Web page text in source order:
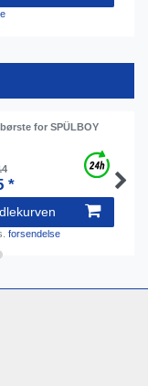
for SPÜLBOY
*
forsendelse